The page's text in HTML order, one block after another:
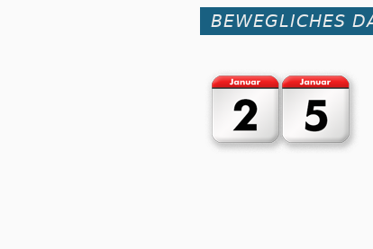
BEWEGLICHES